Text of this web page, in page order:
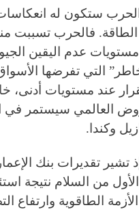
الحرب ستكون له
مستويات عدم اليقين
التي تفرضها
عند مستويات
بنحو 5% خلال العام الأول من
الطاقوية وارتفاع